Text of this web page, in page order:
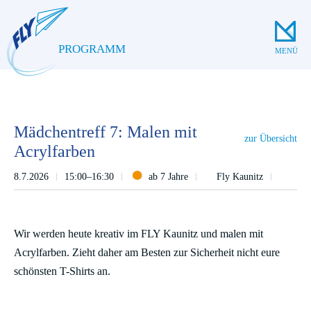
PROGRAMM MENÜ
Mädchentreff 7: Malen mit
Acrylfarben
zur Übersicht
8.7.2026 15:00–16:30 ab 7 Jahre Fly Kaunitz
Wir werden heute kreativ im FLY Kaunitz und malen mit
Acrylfarben. Zieht daher am Besten zur Sicherheit nicht eure
schönsten T-Shirts an.